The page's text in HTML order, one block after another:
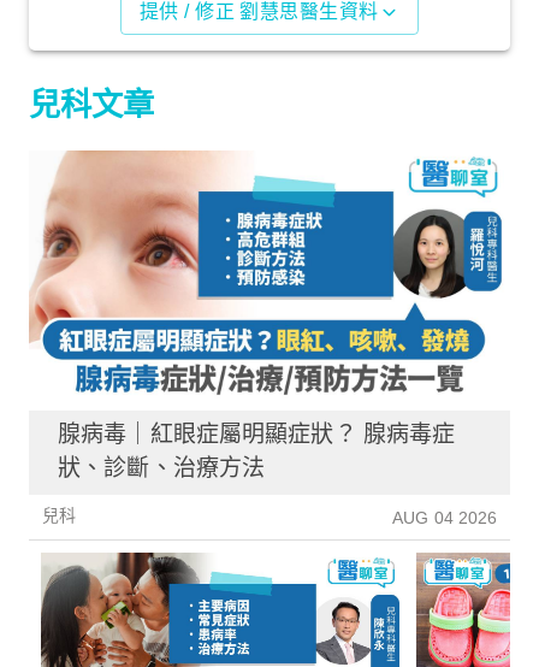
提供 / 修正 劉慧思醫生資料
兒科文章
腺病毒｜紅眼症屬明顯症狀？ 腺病毒症
狀、診斷、治療方法
兒科 AUG 04 2026